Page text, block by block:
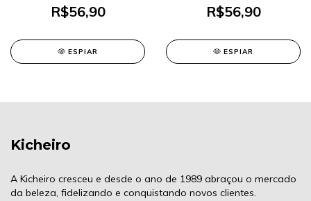
R$56,90
ESPIAR
R$56,90
ESPIAR
Kicheiro
A Kicheiro cresceu e desde o ano de 1989 abraçou o mercado
da beleza, fidelizando e conquistando novos clientes.